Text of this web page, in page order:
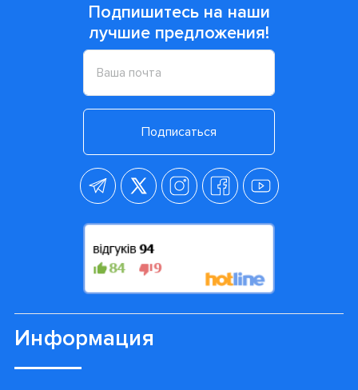
Подпишитесь на наши
лучшие предложения!
Подписаться
Информация